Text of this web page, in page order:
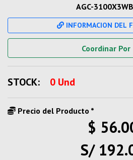
AGC-
INFORMACION DEL
Coordinar Por
STOCK: 0 Und
Precio del Producto *
$
S/